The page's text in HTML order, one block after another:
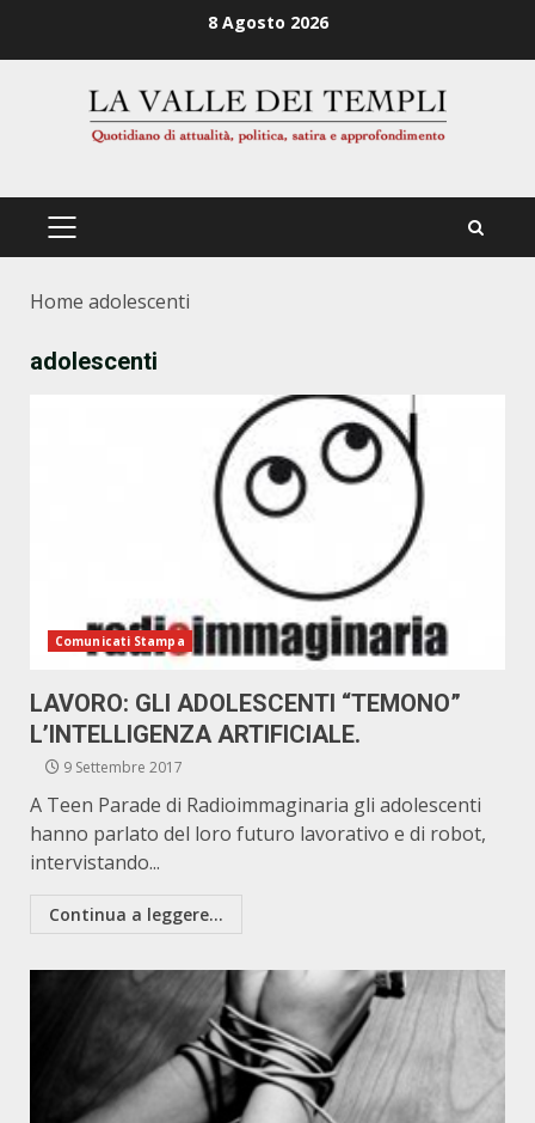
8 Agosto 2026
PRIMÄRES
Home adolescenti
adolescenti
Comunicati Stampa
LAVORO: GLI ADOLESCENTI “TEMONO”
L’INTELLIGENZA ARTIFICIALE.
9 Settembre 2017
A Teen Parade di Radioimmaginaria gli adolescenti
hanno parlato del loro futuro lavorativo e di robot,
intervistando...
Continua a leggere...